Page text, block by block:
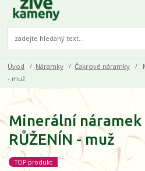
Úvod Náramky Čakrové náramky
- muž
Minerální náramek
RŮŽENÍN - muž
TOP produkt